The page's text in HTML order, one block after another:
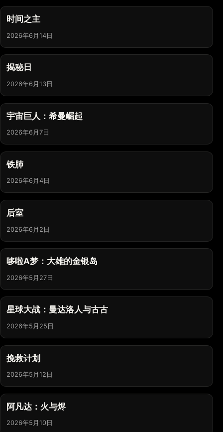
时间之主
2026年6月14日
揭秘日
2026年6月13日
宇宙巨人：希曼崛起
2026年6月7日
铁肺
2026年6月4日
后室
2026年6月2日
哆啦A梦：大雄的金银岛
2026年5月27日
星球大战：曼达洛人与古古
2026年5月25日
挽救计划
2026年5月12日
阿凡达：火与烬
2026年5月10日